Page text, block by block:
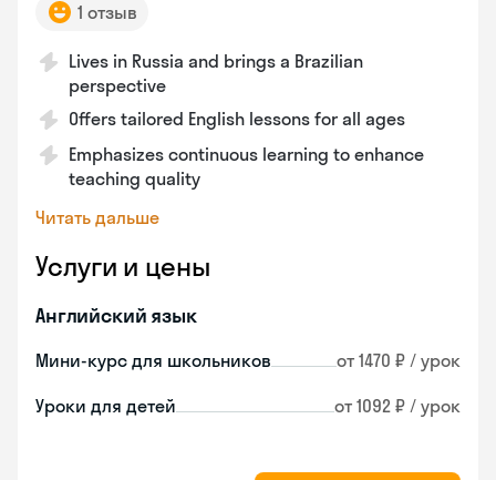
1 отзыв
Lives in Russia and brings a Brazilian
perspective
Offers tailored English lessons for all ages
Emphasizes continuous learning to enhance
teaching quality
Читать дальше
Услуги и цены
Английский язык
Мини-курс для школьников от 1470 ₽ / урок
Уроки для детей от 1092 ₽ / урок